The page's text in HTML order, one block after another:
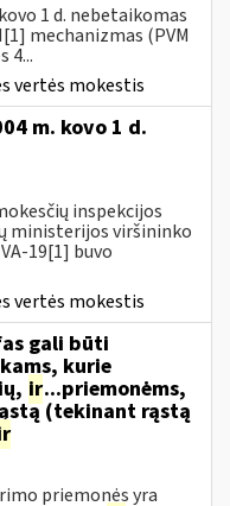
1 d. nebetaikomas
mechanizmas (PVM
4...
vertės mokestis
m. kovo 1 d.
inspekcijos
ministerijos viršininko
19[1] buvo
vertės mokestis
gali būti
kurie
ir...priemonėms,
(tekinant rąstą
priemonės yra